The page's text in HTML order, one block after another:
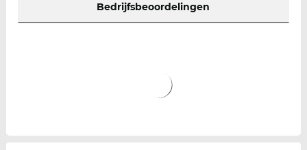
Bedrijfsbeoordelingen